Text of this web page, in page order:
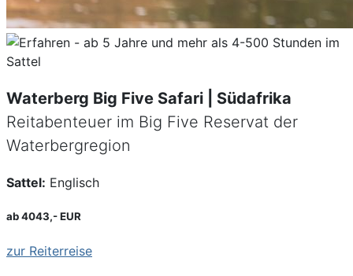
Waterberg Big Five Safari | Südafrika
Reitabenteuer im Big Five Reservat der
Waterbergregion
Sattel: Englisch
ab 4043,- EUR
zur Reiterreise